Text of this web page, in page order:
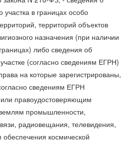
в границах особо
территорий объектов
назначения (при наличии
либо сведения об
(согласно сведениям ЕГРН)
на которые зарегистрированы,
сведениям ЕГРН
правоудостоверяющим
промышленности,
радиовещания, телевидения,
космической